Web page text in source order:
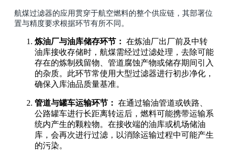
航煤过滤器的应用贯穿于航空燃料的整个供应链，其部署位
置与精度要求根据环节有所不同。
炼油厂与油库储存环节： 在炼油厂出厂前及中转
油库接收存储时，航煤需经过过滤处理，去除可能
存在的炼制残留物、管道腐蚀产物或储存期间引入
的杂质。此环节常使用大型过滤器进行初步净化，
确保入库油品质量基准。
管道与罐车运输环节： 在通过输油管道或铁路、
公路罐车进行长距离转运后，燃料可能携带运输系
统内产生的颗粒物。在接收端的油库或机场储油
库，会再次进行过滤，以消除运输过程中可能产生
的污染。